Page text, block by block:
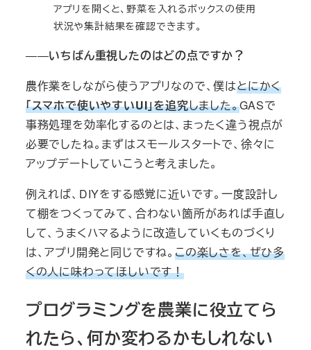
アプリを開くと、野菜を入れるボックスの使用
状況や集計結果を確認できます。
――いちばん重視したのはどの点ですか？
農作業をしながら使うアプリなので、僕はとにかく
「スマホで使いやすいUI」を追究しました。GASで
事務処理を効率化するのとは、まったく違う視点が
必要でしたね。まずはスモールスタートで、徐々に
アップデートしていこうと考えました。
例えれば、DIYをする感覚に近いです。一度設計し
て棚をつくってみて、合わない箇所があれば手直し
して、うまくハマるように改造していくものづくり
は、アプリ開発と同じですね。 この楽しさを、ぜひ多
くの人に味わってほしいです！
プログラミングを農業に役立てら
れたら、何か変わるかもしれない